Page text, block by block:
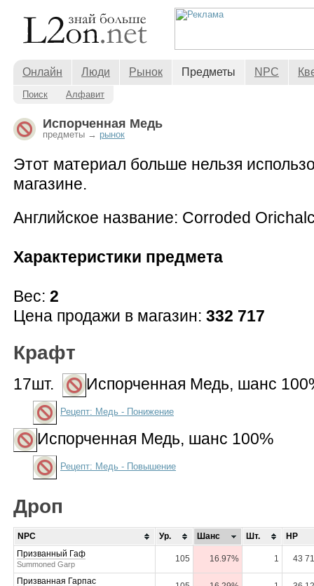
Онлайн Люди Рынок Предметы NPC
Поиск Алфавит
Испорченная Медь
предметы → рынок
Этот материал больше нельзя
магазине.
Английское название: Corroded
Характеристики предмета
Вес: 2
Цена продажи в магазин: 332 717
Крафт
17шт. Испорченная Медь, шанс
Рецепт: Медь - Понижение
Испорченная Медь, шанс 100%
Рецепт: Медь - Повышение
Дроп
NPC Ур. Шанс Шт.
HP
Призванный Гаф
Summoned Garp
105 16.97% 1 43
Призванная Гарпас